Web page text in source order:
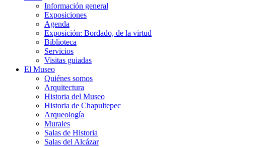
Información general
Exposiciones
Agenda
Exposición: Bordado, de la virtud
Biblioteca
Servicios
Visitas guiadas
El Museo
Quiénes somos
Arquitectura
Historia del Museo
Historia de Chapultepec
Arqueología
Murales
Salas de Historia
Salas del Alcázar